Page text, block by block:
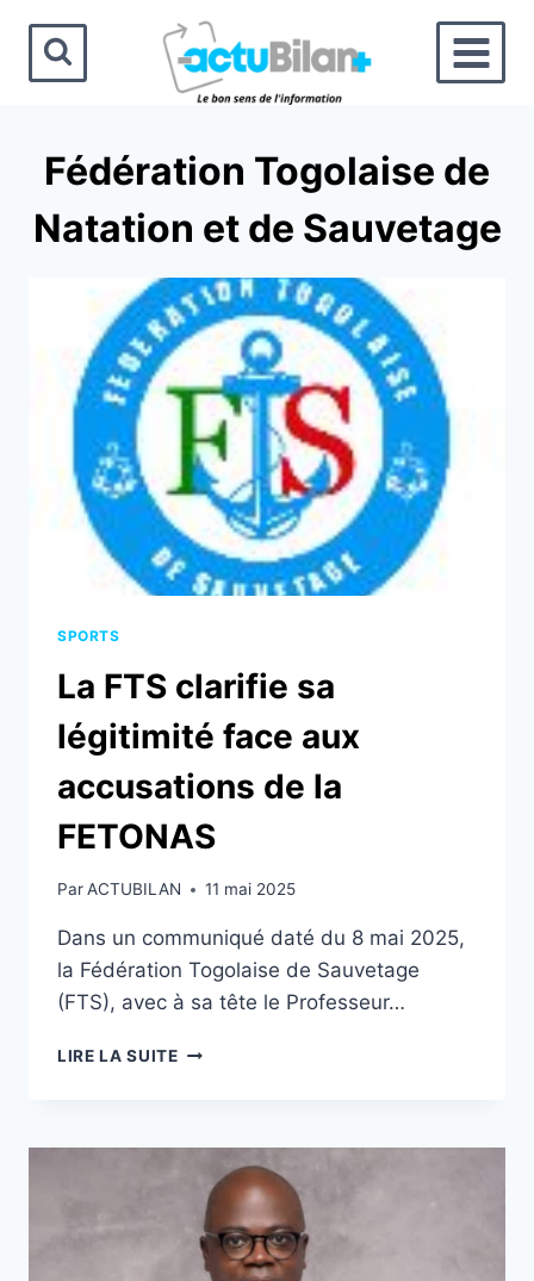
contenu
Fédération Togolaise de
Natation et de Sauvetage
SPORTS
La FTS clarifie sa
légitimité face aux
accusations de la
FETONAS
ParACTUBILAN 11 mai 2025
Dans un communiqué daté du 8 mai 2025,
la Fédération Togolaise de Sauvetage
(FTS), avec à sa tête le Professeur…
LIRE LA SUITELA
LÉGITIMITÉ
FACE
AUX
ACCUSATIONS
DE